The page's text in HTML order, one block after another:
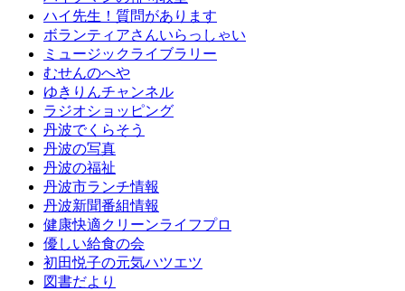
ハイ先生！質問があります
ボランティアさんいらっしゃい
ミュージックライブラリー
むせんのへや
ゆきりんチャンネル
ラジオショッピング
丹波でくらそう
丹波の写真
丹波の福祉
丹波市ランチ情報
丹波新聞番組情報
健康快適クリーンライフプロ
優しい給食の会
初田悦子の元気ハツエツ
図書だより